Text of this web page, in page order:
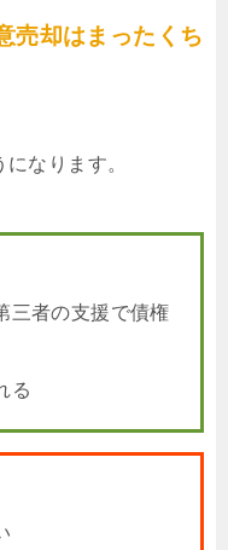
売却はまったくち
なります。
三者の支援で債権
る